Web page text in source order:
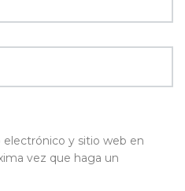
y sitio web en
vez que haga un